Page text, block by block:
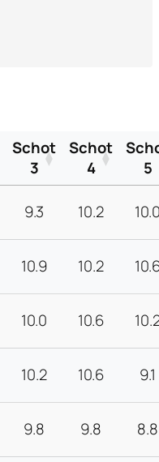
Schot
3
Schot
4
5
9.3 10.2
10.9 10.2
10.0 10.6
10.2 10.6 9.1
9.8 9.8 8.8